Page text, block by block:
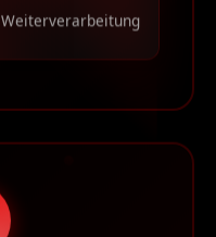
Weiterverarbeitung